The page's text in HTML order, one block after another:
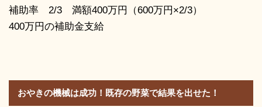
補助率 2/3 満額400万円（600万円×2/3）
400万円の補助金支給
おやきの機械は成功！既存の野菜で結果を出せた！